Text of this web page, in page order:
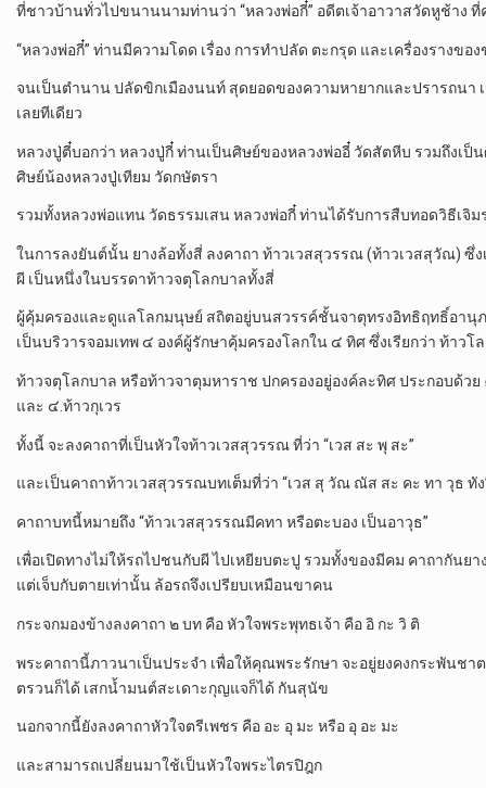
ที่ชาวบ้านทั่วไปขนานนามท่านว่า “หลวงพ่อกี๋” อดีตเจ้าอาวาสวัดหูช้าง
“หลวงพ่อกี๋” ท่านมีความโดด เรื่อง การทำปลัด ตะกรุด และเครื่องรางขอ
จนเป็นตำนาน ปลัดขิกเมืองนนท์ สุดยอดของความหายากและปรารถน
เลยทีเดียว
หลวงปู่ตี๋บอกว่า หลวงปู่กี๋ ท่านเป็นศิษย์ของหลวงพ่ออี๋ วัดสัตหีบ รวมถึงเป็
ศิษย์น้องหลวงปู่เทียม วัดกษัตรา
รวมทั้งหลวงพ่อแทน วัดธรรมเสน หลวงพ่อกี๋ ท่านได้รับการสืบทอดวิธีเจิม
ในการลงยันต์นั้น ยางล้อทั้งสี่ ลงคาถา ท้าวเวสสุวรรณ (ท้าวเวสสุวัณ) ซึ่
ผี เป็นหนึ่งในบรรดาท้าวจตุโลกบาลทั้งสี่
ผู้คุ้มครองและดูแลโลกมนุษย์ สถิตอยู่บนสวรรค์ชั้นจาตุทรงอิทธิฤทธิ์อานุ
เป็นบริวารจอมเทพ ๔ องค์ผู้รักษาคุ้มครองโลกใน ๔ ทิศ ซึ่งเรียกว่า ท้าวโ
ท้าวจตุโลกบาล หรือท้าวจาตุมหาราช ปกครองอยู่องค์ละทิศ ประกอบด้ว
และ ๔.ท้าวกุเวร
ทั้งนี้ จะลงคาถาที่เป็นหัวใจท้าวเวสสุวรรณ ที่ว่า “เวส สะ พุ สะ”
และเป็นคาถาท้าวเวสสุวรรณบทเต็มที่ว่า “เวส สุ วัณ ณัส สะ คะ ทา วุธ ทัง
คาถาบทนี้หมายถึง “ท้าวเวสสุวรรณมีคทา หรือตะบอง เป็นอาวุธ”
เพื่อเปิดทางไม่ให้รถไปชนกับผี ไปเหยียบตะปู รวมทั้งของมีคม คาถากันย
แต่เจ็บกับตายเท่านั้น ล้อรถจึงเปรียบเหมือนขาคน
กระจกมองข้างลงคาถา ๒ บท คือ หัวใจพระพุทธเจ้า คือ อิ กะ วิ ติ
พระคาถานี้ภาวนาเป็นประจำ เพื่อให้คุณพระรักษา จะอยู่ยงคงกระพันช
ตรวนก็ได้ เสกน้ำมนต์สะเดาะกุญแจก็ได้ กันสุนัข
นอกจากนี้ยังลงคาถาหัวใจตรีเพชร คือ อะ อุ มะ หรือ อุ อะ มะ
และสามารถเปลี่ยนมาใช้เป็นหัวใจพระไตรปิฎก